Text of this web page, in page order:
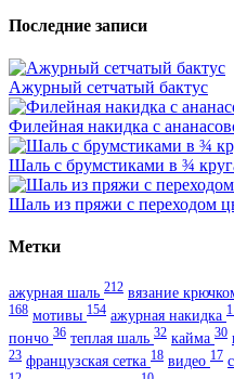
Последние записи
Ажурный сетчатый бактус
Филейная накидка с
Шаль с брумстиками в ¾
Шаль из пряжи с переходом
Метки
ажурная шаль 212 вязание
168 мотивы 154 ажурная накидка
пончо 36 теплая шаль 32 кайма 30
23 французская сетка 18 видео 17